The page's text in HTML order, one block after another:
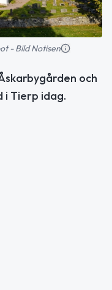
- Bild Notisen
och
i Tierp idag.